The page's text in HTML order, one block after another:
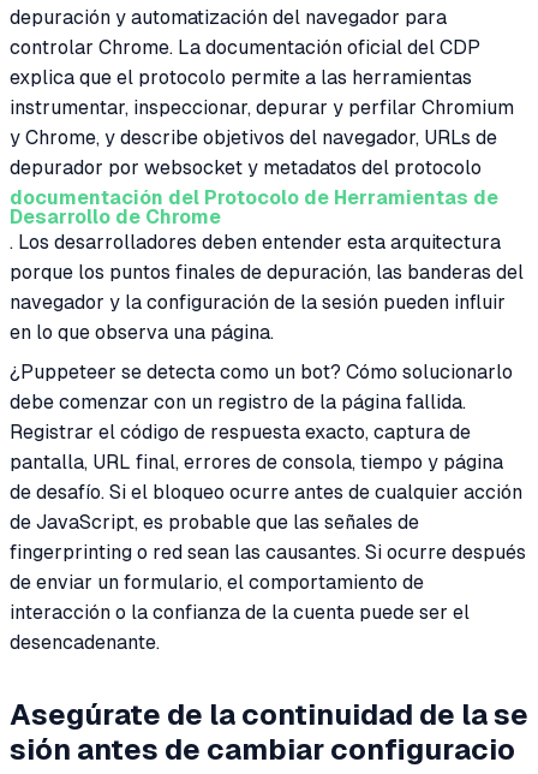
depuración y automatización del navegador para
controlar Chrome. La documentación oficial del CDP
explica que el protocolo permite a las herramientas
instrumentar, inspeccionar, depurar y perfilar Chromium
y Chrome, y describe objetivos del navegador, URLs de
depurador por websocket y metadatos del protocolo
documentación del Protocolo de Herramientas de
Desarrollo de Chrome
. Los desarrolladores deben entender esta arquitectura
porque los puntos finales de depuración, las banderas del
navegador y la configuración de la sesión pueden influir
en lo que observa una página.
¿Puppeteer se detecta como un bot? Cómo solucionarlo
debe comenzar con un registro de la página fallida.
Registrar el código de respuesta exacto, captura de
pantalla, URL final, errores de consola, tiempo y página
de desafío. Si el bloqueo ocurre antes de cualquier acción
de JavaScript, es probable que las señales de
fingerprinting o red sean las causantes. Si ocurre después
de enviar un formulario, el comportamiento de
interacción o la confianza de la cuenta puede ser el
desencadenante.
Asegúrate de la continuidad de la se
sión antes de cambiar configuracio